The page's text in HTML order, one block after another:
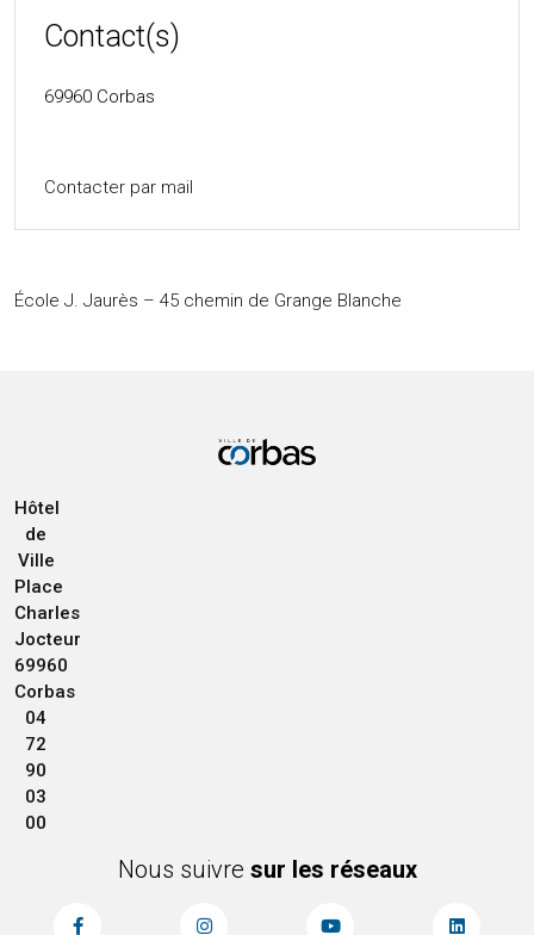
Contact(s)
69960 Corbas
Contacter par mail
École J. Jaurès – 45 chemin de Grange Blanche
Hôtel
de
Ville
Place
Charles
Jocteur
69960
Corbas
04
72
90
03
00
Nous suivre sur les réseaux